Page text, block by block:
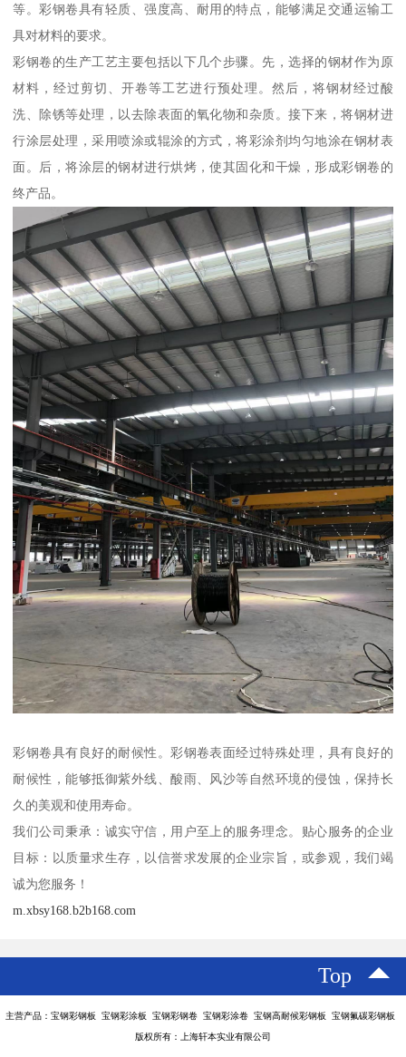
等。彩钢卷具有轻质、强度高、耐用的特点，能够满足交通运输工
具对材料的要求。
彩钢卷的生产工艺主要包括以下几个步骤。先，选择的钢材作为原
材料，经过剪切、开卷等工艺进行预处理。然后，将钢材经过酸
洗、除锈等处理，以去除表面的氧化物和杂质。接下来，将钢材进
行涂层处理，采用喷涂或辊涂的方式，将彩涂剂均匀地涂在钢材表
面。后，将涂层的钢材进行烘烤，使其固化和干燥，形成彩钢卷的
终产品。
彩钢卷具有良好的耐候性。彩钢卷表面经过特殊处理，具有良好的
耐候性，能够抵御紫外线、酸雨、风沙等自然环境的侵蚀，保持长
久的美观和使用寿命。
我们公司秉承：诚实守信，用户至上的服务理念。贴心服务的企业
目标：以质量求生存，以信誉求发展的企业宗旨，或参观，我们竭
诚为您服务！
m.xbsy168.b2b168.com
Top
主营产品：宝钢彩钢板 宝钢彩涂板 宝钢彩钢卷 宝钢彩涂卷 宝钢高耐候彩钢板 宝钢氟碳彩钢板
版权所有：上海轩本实业有限公司